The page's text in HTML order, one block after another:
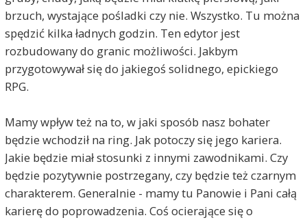
brzuch, wystające pośladki czy nie. Wszystko. Tu można
spędzić kilka ładnych godzin. Ten edytor jest
rozbudowany do granic możliwości. Jakbym
przygotowywał się do jakiegoś solidnego, epickiego
RPG.
Mamy wpływ też na to, w jaki sposób nasz bohater
będzie wchodził na ring. Jak potoczy się jego kariera.
Jakie będzie miał stosunki z innymi zawodnikami. Czy
będzie pozytywnie postrzegany, czy będzie też czarnym
charakterem. Generalnie - mamy tu Panowie i Pani całą
karierę do poprowadzenia. Coś ocierające się o